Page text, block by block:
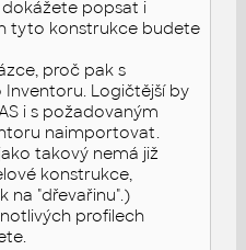
popsat i
tyto konstrukce budete
proč pak s
Logičtější by
i s požadovaným
naimportovat.
takový nemá již
konstrukce,
na "dřevařinu".)
profilech